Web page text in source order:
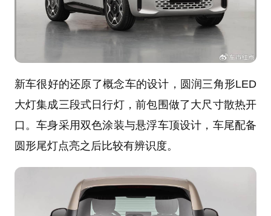
新车很好的还原了概念车的设计，圆润三角形LED
大灯集成三段式日行灯，前包围做了大尺寸散热开
口。车身采用双色涂装与悬浮车顶设计，车尾配备
圆形尾灯点亮之后比较有辨识度。